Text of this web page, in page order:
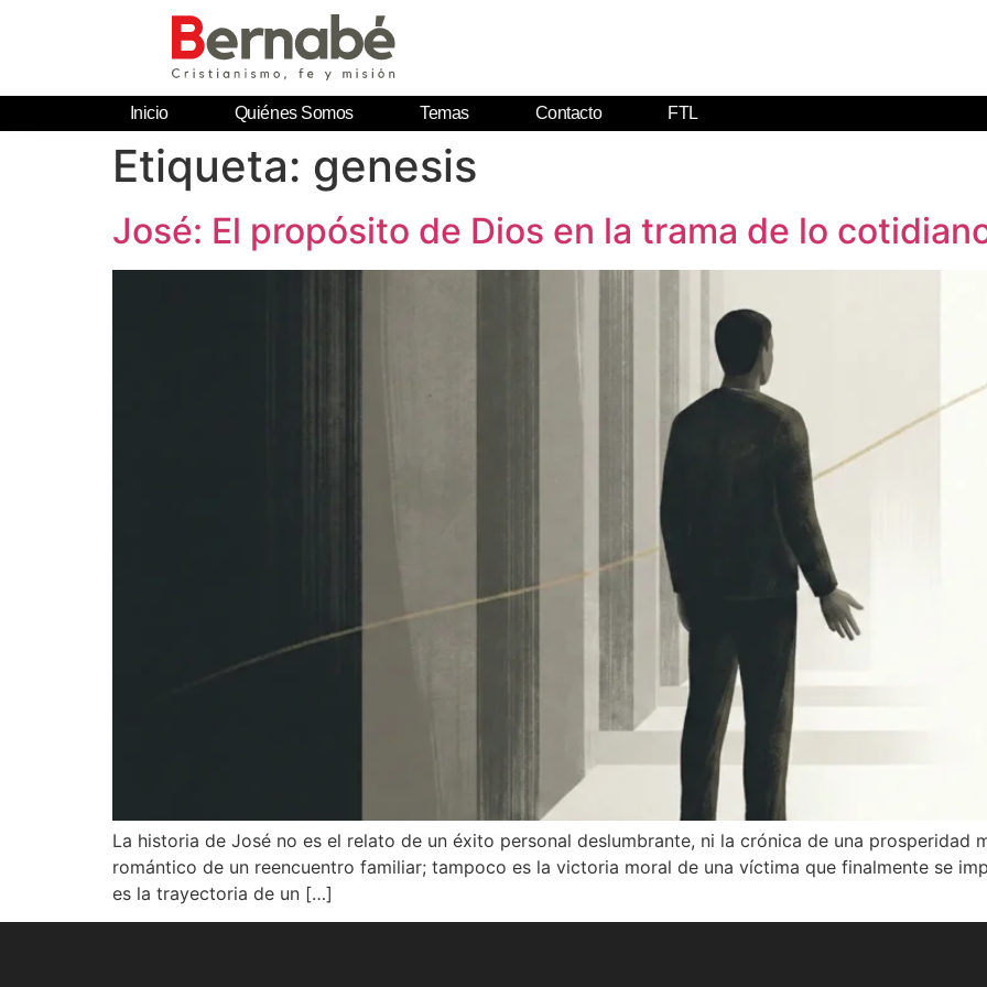
Inicio Quiénes Somos Temas Contacto FTL
Etiqueta: genesis
José: El propósito de Dios en la trama de lo
La historia de José no es el relato de un éxito personal deslumbrante, ni la crónica de una prosperidad
romántico de un reencuentro familiar; tampoco es la victoria moral de una víctima que finalmente se
es la trayectoria de un […]